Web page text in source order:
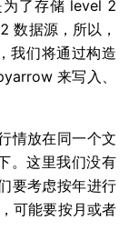
了存储 level 2
数据源，所以，
我们将通过构造
来写入、
情放在同一个文
。这里我们没有
要考虑按年进行
可能要按月或者